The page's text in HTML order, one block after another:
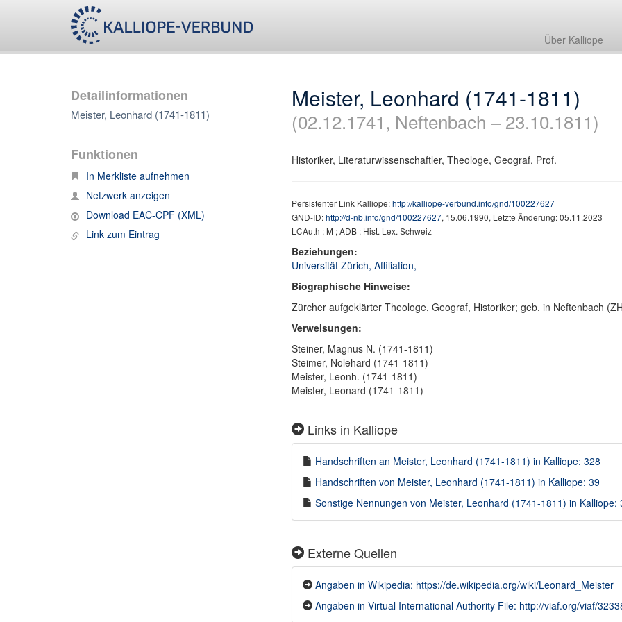
Über Kalliope
Detailinformationen
Meister, Leonhard (1741-1811)
Funktionen
In Merkliste aufnehmen
Netzwerk anzeigen
Download EAC-CPF (XML)
Link zum Eintrag
Meister, Leonhard (1741-1811)
(02.12.1741, Neftenbach – 23.10.1811)
Historiker, Literaturwissenschaftler, Theologe, Geograf, Prof.
Persistenter Link Kalliope:http://kalliope-verbund.info/gnd/100227627
GND-ID:http://d-nb.info/gnd/100227627, 15.06.1990, Letzte Änderung: 05.11.2023
LCAuth ; M ; ADB ; Hist. Lex. Schweiz
Beziehungen:
Universität Zürich, Affiliation,
Biographische Hinweise:
Zürcher aufgeklärter Theologe, Geograf, Historiker; geb. in Neftenbach
Verweisungen:
Steiner, Magnus N. (1741-1811)
Steimer, Nolehard (1741-1811)
Meister, Leonh. (1741-1811)
Meister, Leonard (1741-1811)
Links in Kalliope
Handschriften an Meister, Leonhard (1741-1811) in Kalliope: 328
Handschriften von Meister, Leonhard (1741-1811) in Kalliope: 39
Sonstige Nennungen von Meister, Leonhard (1741-1811) in Kalliope:
Externe Quellen
Angaben in Wikipedia: https://de.wikipedia.org/wiki/Leonard_Meister
Angaben in Virtual International Authority File: http://viaf.org/viaf/